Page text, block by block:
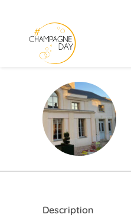
Description